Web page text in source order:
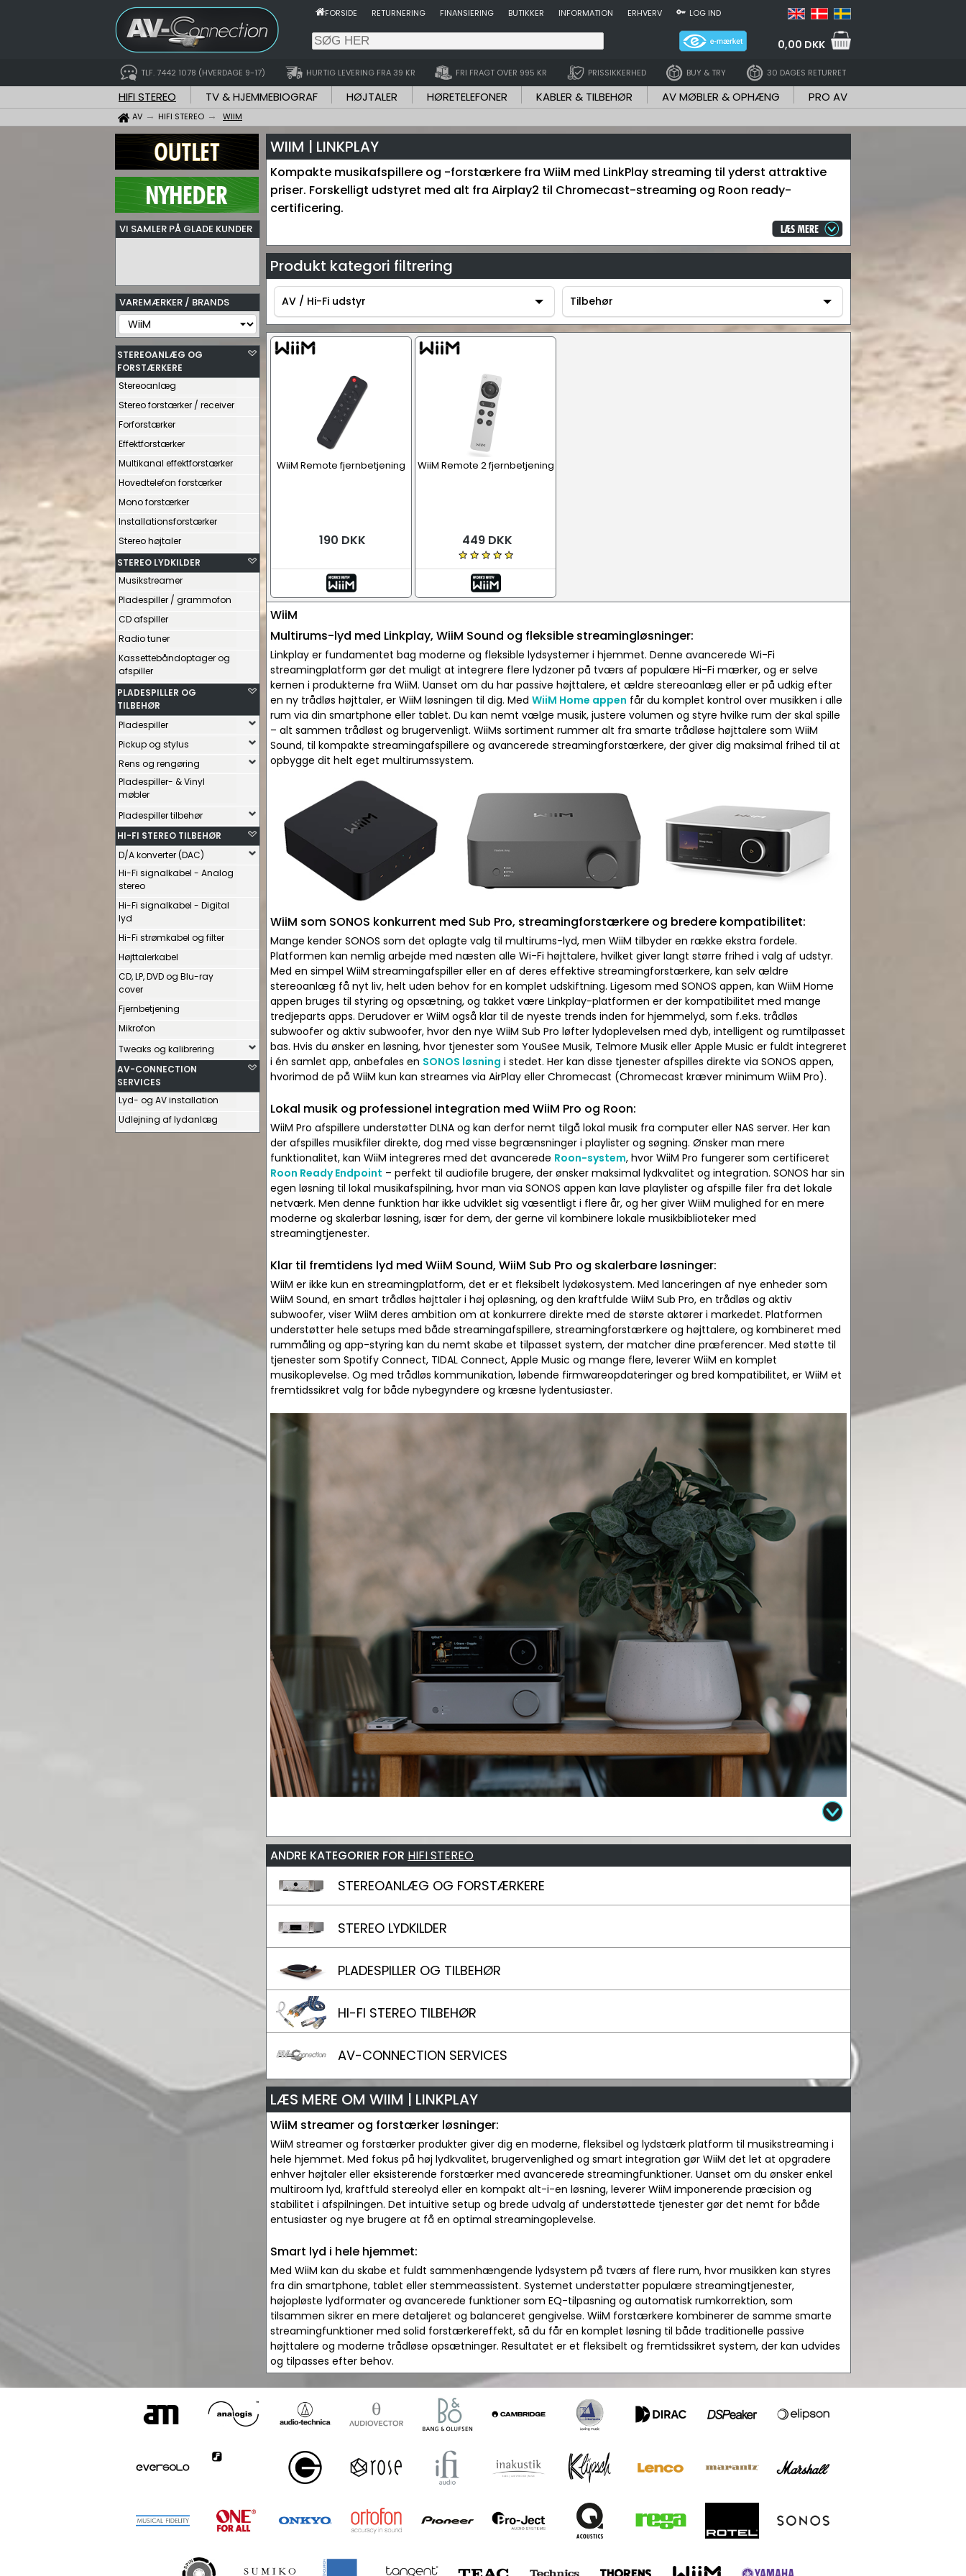
FORSIDE RETURNERING FINANSIERING BUTIKKER INFORMATION ERHVERV LOG IND
0,00 DKK
TLF. 7442 1078 (HVERDAGE 9-17) HURTIG LEVERING FRA 39 KR FRI FRAGT OVER 995 KR PRISSIKKERHED BUY & TRY 30 DAGES RETURRET
HIFI STEREO TV & HJEMMEBIOGRAF HØJTALER HØRETELEFONER KABLER & TILBEHØR AV MØBLER & OPHÆNG PRO AV
AV HIFI STEREO WIIM
VI SAMLER PÅ GLADE KUNDER
VAREMÆRKER / BRANDS
STEREOANLÆG OG
FORSTÆRKERE
Stereoanlæg
Stereo forstærker / receiver
Forforstærker
Effektforstærker
Multikanal effektforstærker
Hovedtelefon forstærker
Mono forstærker
Installationsforstærker
Stereo højtaler
STEREO LYDKILDER
Musikstreamer
Pladespiller / grammofon
CD afspiller
Radio tuner
Kassettebåndoptager og
afspiller
PLADESPILLER OG
TILBEHØR
Pladespiller
Pickup og stylus
Rens og rengøring
Pladespiller- & Vinyl
møbler
Pladespiller tilbehør
HI-FI STEREO TILBEHØR
D/A konverter (DAC)
Hi-Fi signalkabel - Analog
stereo
Hi-Fi signalkabel - Digital
lyd
Hi-Fi strømkabel og filter
Højttalerkabel
CD, LP, DVD og Blu-ray
cover
Fjernbetjening
Mikrofon
Tweaks og kalibrering
AV-CONNECTION
SERVICES
Lyd- og AV installation
Udlejning af lydanlæg
WIIM | LINKPLAY
Kompakte musikafspillere og -forstærkere fra WiiM med LinkPlay streaming til yderst attraktive
priser. Forskelligt udstyret med alt fra Airplay2 til Chromecast-streaming og Roon ready-
certificering.
Produkt kategori filtrering
AV / Hi-Fi udstyr
AV / Hi-Fi udstyr
Tilbehør
WiiM Remote fjernbetjening
190 DKK
WiiM Remote 2 fjernbetjening
449 DKK
WiiM
Multirums-lyd med Linkplay, WiiM Sound og fleksible streamingløsninger:
Linkplay er fundamentet bag moderne og fleksible lydsystemer i hjemmet. Denne avancerede Wi-Fi
streamingplatform gør det muligt at integrere flere lydzoner på tværs af populære Hi-Fi mærker, og er selve
kernen i produkterne fra WiiM. Uanset om du har passive højttalere, et ældre stereoanlæg eller er på udkig efter
en ny trådløs højttaler, er WiiM løsningen til dig. Med WiiM Home appen får du komplet kontrol over musikken i alle
rum via din smartphone eller tablet. Du kan nemt vælge musik, justere volumen og styre hvilke rum der skal spille
– alt sammen trådløst og brugervenligt. WiiMs sortiment rummer alt fra smarte trådløse højttalere som WiiM
Sound, til kompakte streamingafspillere og avancerede streamingforstærkere, der giver dig maksimal frihed til at
opbygge dit helt eget multirumssystem.
WiiM som SONOS konkurrent med Sub Pro, streamingforstærkere og bredere kompatibilitet:
Mange kender SONOS som det oplagte valg til multirums-lyd, men WiiM tilbyder en række ekstra fordele.
Platformen kan nemlig arbejde med næsten alle Wi-Fi højttalere, hvilket giver langt større frihed i valg af udstyr.
Med en simpel WiiM streamingafspiller eller en af deres effektive streamingforstærkere, kan selv ældre
stereoanlæg få nyt liv, helt uden behov for en komplet udskiftning. Ligesom med SONOS appen, kan WiiM Home
appen bruges til styring og opsætning, og takket være Linkplay-platformen er der kompatibilitet med mange
tredjeparts apps. Derudover er WiiM også klar til de nyeste trends inden for hjemmelyd, som f.eks. trådløs
subwoofer og aktiv subwoofer, hvor den nye WiiM Sub Pro løfter lydoplevelsen med dyb, intelligent og rumtilpasset
bas. Hvis du ønsker en løsning, hvor tjenester som YouSee Musik, Telmore Musik eller Apple Music er fuldt integreret
i én samlet app, anbefales en SONOS løsning i stedet. Her kan disse tjenester afspilles direkte via SONOS appen,
hvorimod de på WiiM kun kan streames via AirPlay eller Chromecast (Chromecast kræver minimum WiiM Pro).
Lokal musik og professionel integration med WiiM Pro og Roon:
WiiM Pro afspillere understøtter DLNA og kan derfor nemt tilgå lokal musik fra computer eller NAS server. Her kan
der afspilles musikfiler direkte, dog med visse begrænsninger i playlister og søgning. Ønsker man mere
funktionalitet, kan WiiM integreres med det avancerede Roon-system, hvor WiiM Pro fungerer som certificeret
Roon Ready Endpoint – perfekt til audiofile brugere, der ønsker maksimal lydkvalitet og integration. SONOS har sin
egen løsning til lokal musikafspilning, hvor man via SONOS appen kan lave playlister og afspille filer fra det lokale
netværk. Men denne funktion har ikke udviklet sig væsentligt i flere år, og her giver WiiM mulighed for en mere
moderne og skalerbar løsning, især for dem, der gerne vil kombinere lokale musikbiblioteker med
streamingtjenester.
Klar til fremtidens lyd med WiiM Sound, WiiM Sub Pro og skalerbare løsninger:
WiiM er ikke kun en streamingplatform, det er et fleksibelt lydøkosystem. Med lanceringen af nye enheder som
WiiM Sound, en smart trådløs højttaler i høj opløsning, og den kraftfulde WiiM Sub Pro, en trådløs og aktiv
subwoofer, viser WiiM deres ambition om at konkurrere direkte med de største aktører i markedet. Platformen
understøtter hele setups med både streamingafspillere, streamingforstærkere og højttalere, og kombineret med
rummåling og app-styring kan du nemt skabe et tilpasset system, der matcher dine præferencer. Med støtte til
tjenester som Spotify Connect, TIDAL Connect, Apple Music og mange flere, leverer WiiM en komplet
musikoplevelse. Og med trådløs kommunikation, løbende firmwareopdateringer og bred kompatibilitet, er WiiM et
fremtidssikret valg for både nybegyndere og kræsne lydentusiaster.
ANDRE KATEGORIER FOR HIFI STEREO
STEREOANLÆG OG FORSTÆRKERE
STEREO LYDKILDER
PLADESPILLER OG TILBEHØR
HI-FI STEREO TILBEHØR
AV-CONNECTION SERVICES
LÆS MERE OM WIIM | LINKPLAY
WiiM streamer og forstærker løsninger:
WiiM streamer og forstærker produkter giver dig en moderne, fleksibel og lydstærk platform til musikstreaming i
hele hjemmet. Med fokus på høj lydkvalitet, brugervenlighed og smart integration gør WiiM det let at opgradere
enhver højtaler eller eksisterende forstærker med avancerede streamingfunktioner. Uanset om du ønsker enkel
multiroom lyd, kraftfuld stereolyd eller en kompakt alt-i-en løsning, leverer WiiM imponerende præcision og
stabilitet i afspilningen. Det intuitive setup og brede udvalg af understøttede tjenester gør det nemt for både
entusiaster og nye brugere at få en optimal streamingoplevelse.
Smart lyd i hele hjemmet:
Med WiiM kan du skabe et fuldt sammenhængende lydsystem på tværs af flere rum, hvor musikken kan styres
fra din smartphone, tablet eller stemmeassistent. Systemet understøtter populære streamingtjenester,
højopløste lydformater og avancerede funktioner som EQ-tilpasning og automatisk rumkorrektion, som
tilsammen sikrer en mere detaljeret og balanceret gengivelse. WiiM forstærkere kombinerer de samme smarte
streamingfunktioner med solid forstærkereffekt, så du får en komplet løsning til både traditionelle passive
højttalere og moderne trådløse opsætninger. Resultatet er et fleksibelt og fremtidssikret system, der kan udvides
og tilpasses efter behov.